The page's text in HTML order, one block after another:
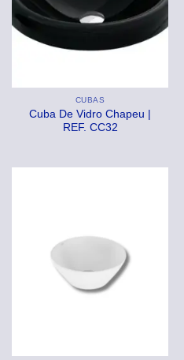
CUBAS
Cuba De Vidro Chapeu |
REF. CC32